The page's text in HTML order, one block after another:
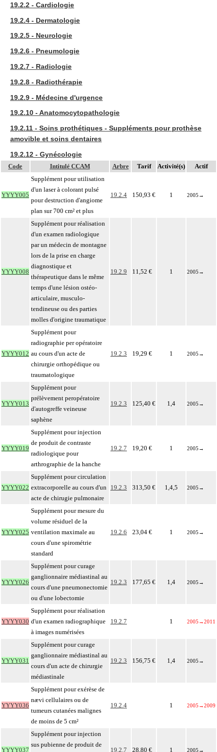
19.2.2 - Cardiologie
19.2.4 - Dermatologie
19.2.5 - Neurologie
19.2.6 - Pneumologie
19.2.7 - Radiologie
19.2.8 - Radiothérapie
19.2.9 - Médecine d'urgence
19.2.10 - Anatomocytopathologie
19.2.11 - Soins prothétiques - Suppléments pour prothèse
amovible et soins dentaires
19.2.12 - Gynécologie
Code Intitulé CCAM Arbre Tarif Activité(s) Actif
YYYY005
Supplément pour utilisation
d'un laser à colorant pulsé
pour destruction d'angiome
plan sur 700 cm² et plus
19.2.4 150,93 € 1 2005 →
YYYY008
Supplément pour réalisation
d'un examen radiologique
par un médecin de montagne
lors de la prise en charge
diagnostique et
thérapeutique dans le même
temps d'une lésion ostéo-
articulaire, musculo-
tendineuse ou des parties
molles d'origine traumatique
19.2.9 11,52 € 1 2005 →
YYYY012
Supplément pour
radiographie per opératoire
au cours d'un acte de
chirurgie orthopédique ou
traumatologique
19.2.3 19,29 € 1 2005 →
YYYY013
Supplément pour
prélèvement peropératoire
d'autogreffe veineuse
saphène
19.2.3 125,40 € 1,4 2005 →
YYYY019
Supplément pour injection
de produit de contraste
radiologique pour
arthrographie de la hanche
19.2.7 19,20 € 1 2005 →
YYYY022
Supplément pour circulation
extracorporelle au cours d'un
acte de chirugie pulmonaire
19.2.3 313,50 € 1,4,5 2005 →
YYYY025
Supplément pour mesure du
volume résiduel de la
ventilation maximale au
cours d'une spirométrie
standard
19.2.6 23,04 € 1 2005 →
YYYY026
Supplément pour curage
ganglionnaire médiastinal au
cours d'une pneumonectomie
ou d'une lobectomie
19.2.3 177,65 € 1,4 2005 →
YYYY030
Supplément pour réalisation
d'un examen radiographique
à images numérisées
19.2.7 1 2005 →2011
YYYY031
Supplément pour curage
ganglionnaire médiastinal au
cours d'un acte de chirurgie
médiastinale
19.2.3 156,75 € 1,4 2005 →
YYYY036
Supplément pour exérèse de
nævi cellulaires ou de
tumeurs cutanées malignes
de moins de 5 cm²
19.2.4 1 2005 →2009
YYYY037
Supplément pour injection
sus pubienne de produit de
19.2.7 28,80 € 1 2005 →